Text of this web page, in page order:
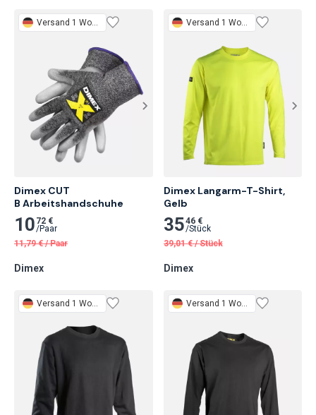
Versand 1 Woche
Dimex CUT
B Arbeitshandschuhe
10 72 €
/Paar
11,79 € /Paar
Dimex
Versand 1 Woche
Dimex Langarm-T-Shirt,
Gelb
3546 €
/Stück
39,01 € /Stück
Dimex
Versand 1 Woche Versand 1 Woche